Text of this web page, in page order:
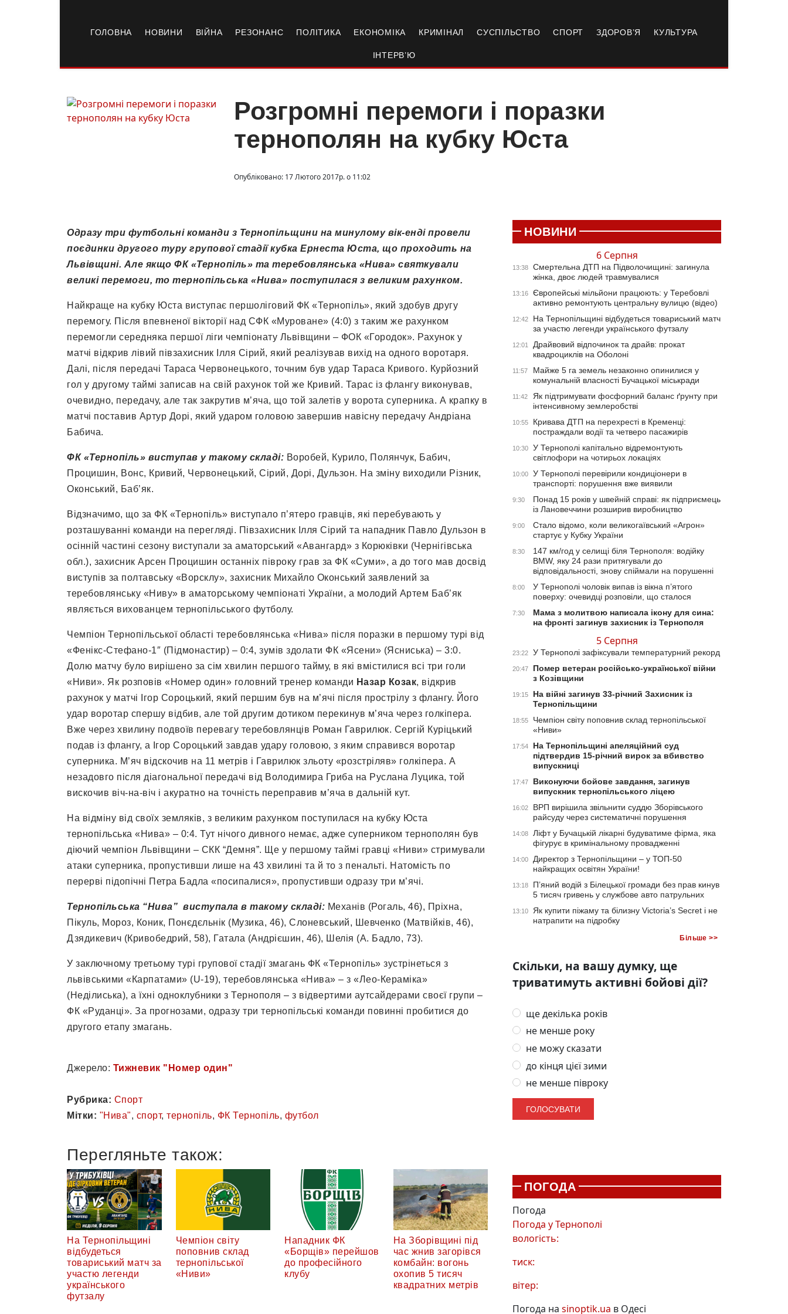
ГОЛОВНА НОВИНИ ВІЙНА РЕЗОНАНС ПОЛІТИКА ЕКОНОМІКА КРИМІНАЛ СУСПІЛЬСТВО СПОРТ ЗДОРОВ’Я КУЛЬТУРА
ІНТЕРВ’Ю
Розгромні перемоги і поразки
тернополян на кубку Юста
Опубліковано: 17 Лютого 2017р. о 11:02
Одразу три футбольні команди з Тернопільщини на минулому вік-енді провели
поєдинки другого туру групової стадії кубка Ернеста Юста, що проходить на
Львівщині. Але якщо ФК «Тернопіль» та теребовлянська «Нива» святкували
великі перемоги, то тернопільська «Нива» поступилася з великим рахунком.
Найкраще на кубку Юста виступає першоліговий ФК «Тернопіль», який здобув другу
перемогу. Після впевненої вікторії над СФК «Муроване» (4:0) з таким же рахунком
перемогли середняка першої ліги чемпіонату Львівщини – ФОК «Городок». Рахунок у
матчі відкрив лівий півзахисник Ілля Сірий, який реалізував вихід на одного воротаря.
Далі, після передачі Тараса Червонецького, точним був удар Тараса Кривого. Курйозний
гол у другому таймі записав на свій рахунок той же Кривий. Тарас із флангу виконував,
очевидно, передачу, але так закрутив м’яча, що той залетів у ворота суперника. А крапку в
матчі поставив Артур Дорі, який ударом головою завершив навісну передачу Андріана
Бабича.
ФК «Тернопіль» виступав у такому складі: Воробей, Курило, Полянчук, Бабич,
Процишин, Вонс, Кривий, Червонецький, Сірий, Дорі, Дульзон. На зміну виходили Різник,
Оконський, Баб’як.
Відзначимо, що за ФК «Тернопіль» виступало п’ятеро гравців, які перебувають у
розташуванні команди на перегляді. Півзахисник Ілля Сірий та нападник Павло Дульзон в
осінній частині сезону виступали за аматорський «Авангард» з Корюківки (Чернігівська
обл.), захисник Арсен Процишин останніх півроку грав за ФК «Суми», а до того мав досвід
виступів за полтавську «Ворсклу», захисник Михайло Оконський заявлений за
теребовлянську «Ниву» в аматорському чемпіонаті України, а молодий Артем Баб’як
являється вихованцем тернопільського футболу.
Чемпіон Тернопільської області теребовлянська «Нива» після поразки в першому турі від
«Фенікс-Стефано-1″ (Підмонастир) – 0:4, зумів здолати ФК «Ясени» (Ясниська) – 3:0.
Долю матчу було вирішено за сім хвилин першого тайму, в які вмістилися всі три голи
«Ниви». Як розповів «Номер один» головний тренер команди Назар Козак, відкрив
рахунок у матчі Ігор Сороцький, який першим був на м’ячі після прострілу з флангу. Його
удар воротар спершу відбив, але той другим дотиком перекинув м’яча через голкіпера.
Вже через хвилину подвоїв перевагу теребовлянців Роман Гаврилюк. Сергій Куріцький
подав із флангу, а Ігор Сороцький завдав удару головою, з яким справився воротар
суперника. М’яч відскочив на 11 метрів і Гаврилюк зльоту «розстріляв» голкіпера. А
незадовго після діагональної передачі від Володимира Гриба на Руслана Луцика, той
вискочив віч-на-віч і акуратно на точність переправив м’яча в дальній кут.
На відміну від своїх земляків, з великим рахунком поступилася на кубку Юста
тернопільська «Нива» – 0:4. Тут нічого дивного немає, адже суперником тернополян був
діючий чемпіон Львівщини – СКК “Демня”. Ще у першому таймі гравці «Ниви» стримували
атаки суперника, пропустивши лише на 43 хвилині та й то з пенальті. Натомість по
перерві підопічні Петра Бадла «посипалися», пропустивши одразу три м’ячі.
Тернопільська “Нива” виступала в такому складі: Механів (Рогаль, 46), Пріхна,
Пікуль, Мороз, Коник, Понєдєльнік (Музика, 46), Слоневський, Шевченко (Матвійків, 46),
Дзядикевич (Кривобедрий, 58), Гатала (Андрієшин, 46), Шелія (А. Бадло, 73).
У заключному третьому турі групової стадії змагань ФК «Тернопіль» зустрінеться з
львівськими «Карпатами» (U-19), теребовлянська «Нива» – з «Лео-Кераміка»
(Неділиська), а їхні одноклубники з Тернополя – з відвертими аутсайдерами своєї групи –
ФК «Руданці». За прогнозами, одразу три тернопільські команди повинні пробитися до
другого етапу змагань.
Джерело: Тижневик "Номер один"
Рубрика: Спорт
Мітки: "Нива", спорт, тернопіль, ФК Тернопіль, футбол
Перегляньте також:
На Тернопільщині
відбудеться
товариський матч за
участю легенди
українського
футзалу
Чемпіон світу
поповнив склад
тернопільської
«Ниви»
Нападник ФК
«Борщів» перейшов
до професійного
клубу
На Зборівщині під
час жнив загорівся
комбайн: вогонь
охопив 5 тисяч
квадратних метрів
НОВИНИ
6 Серпня
13:38
Смертельна ДТП на Підволочищині: загинула
жінка, двоє людей травмувалися
13:16
Європейські мільйони працюють: у Теребовлі
активно ремонтують центральну вулицю (відео)
12:42
На Тернопільщині відбудеться товариський матч
за участю легенди українського футзалу
12:01
Драйвовий відпочинок та драйв: прокат
квадроциклів на Оболоні
11:57
Майже 5 га земель незаконно опинилися у
комунальній власності Бучацької міськради
11:42
Як підтримувати фосфорний баланс ґрунту при
інтенсивному землеробстві
10:55
Кривава ДТП на перехресті в Кременці:
постраждали водії та четверо пасажирів
10:30
У Тернополі капітально відремонтують
світлофори на чотирьох локаціях
10:00
У Тернополі перевірили кондиціонери в
транспорті: порушення вже виявили
9:30
Понад 15 років у швейній справі: як підприємець
із Лановеччини розширив виробництво
9:00
Стало відомо, коли великогаївський «Агрон»
стартує у Кубку України
8:30
147 км/год у селищі біля Тернополя: водійку
BMW, яку 24 рази притягували до
відповідальності, знову спіймали на порушенні
8:00
У Тернополі чоловік випав із вікна п’ятого
поверху: очевидці розповіли, що сталося
7:30
Мама з молитвою написала ікону для сина:
на фронті загинув захисник із Тернополя
5 Серпня
23:22 У Тернополі зафіксували температурний рекорд
20:47
Помер ветеран російсько-української війни
з Козівщини
19:15
На війні загинув 33-річний Захисник із
Тернопільщини
18:55
Чемпіон світу поповнив склад тернопільської
«Ниви»
17:54
На Тернопільщині апеляційний суд
підтвердив 15-річний вирок за вбивство
випускниці
17:47
Виконуючи бойове завдання, загинув
випускник тернопільського ліцею
16:02
ВРП вирішила звільнити суддю Зборівського
райсуду через систематичні порушення
14:08
Ліфт у Бучацькій лікарні будуватиме фірма, яка
фігурує в кримінальному провадженні
14:00
Директор з Тернопільщини – у ТОП-50
найкращих освітян України!
13:18
П’яний водій з Білецької громади без прав кинув
5 тисяч гривень у службове авто патрульних
13:10
Як купити піжаму та білизну Victoria’s Secret і не
натрапити на підробку
Більше >>
Скільки, на вашу думку, ще
триватимуть активні бойові дії?
ще декілька років
не менше року
не можу сказати
до кінця цієї зими
не менше півроку
ПОГОДА
Погода
Погода уТернополі
вологість:
тиск:
вітер:
Погода на sinoptik.ua в Одесі